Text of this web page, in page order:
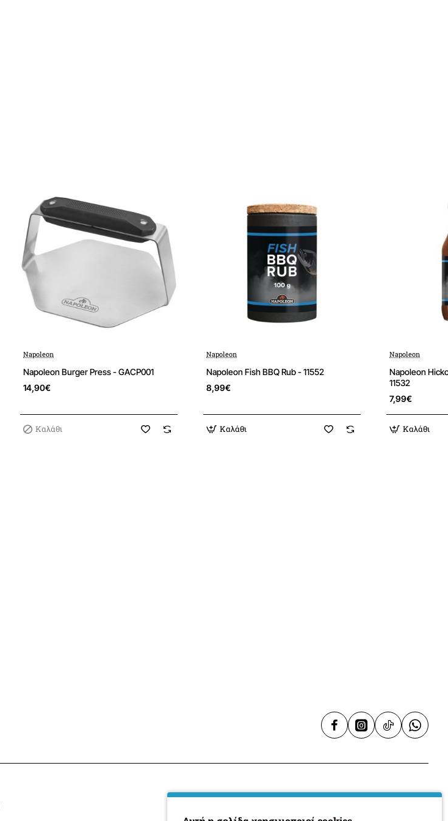
Napoleon
Napoleon Burger Press - GACP001
14,90€
Καλάθι
Napoleon
Napoleon Fish BBQ Rub - 11552
8,99€
Καλάθι
Napoleon
Napoleon
11532
7,99€
Καλάθι